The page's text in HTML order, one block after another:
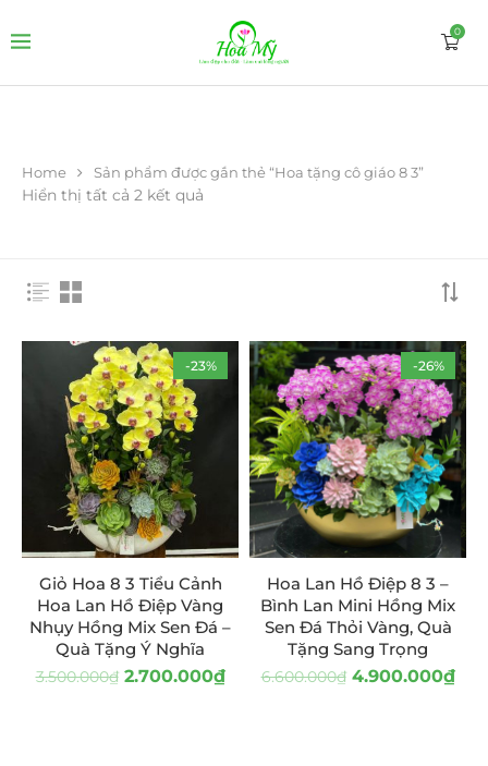
0
Home Sản phẩm được gắn thẻ “Hoa tặng cô giáo 8 3”
Hiển thị tất cả 2 kết quả
-23%
Giỏ Hoa 8 3 Tiểu Cảnh
Hoa Lan Hồ Điệp Vàng
Nhụy Hồng Mix Sen Đá –
Quà Tặng Ý Nghĩa
3.500.000₫ 2.700.000₫
-26%
Hoa Lan Hồ Điệp 8 3 –
Bình Lan Mini Hồng Mix
Sen Đá Thỏi Vàng, Quà
Tặng Sang Trọng
6.600.000₫ 4.900.000₫